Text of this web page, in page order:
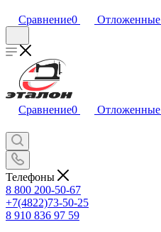
Сравнение0 Отложенные
Сравнение0 Отложенные
Телефоны
8 800 200-50-67
+7(4822)73-50-25
8 910 836 97 59